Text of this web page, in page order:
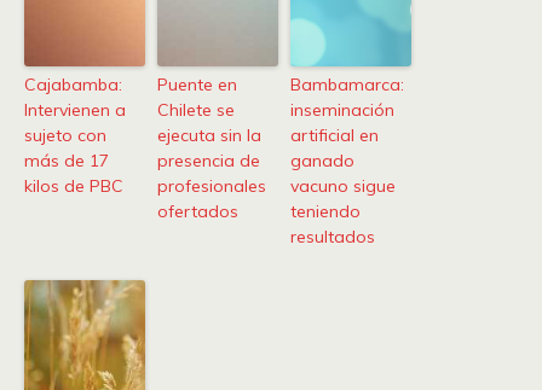
Cajabamba:
Intervienen a
sujeto con
más de 17
kilos de PBC
Puente en
Chilete se
ejecuta sin la
presencia de
profesionales
ofertados
Bambamarca:
inseminación
artificial en
ganado
vacuno sigue
teniendo
resultados